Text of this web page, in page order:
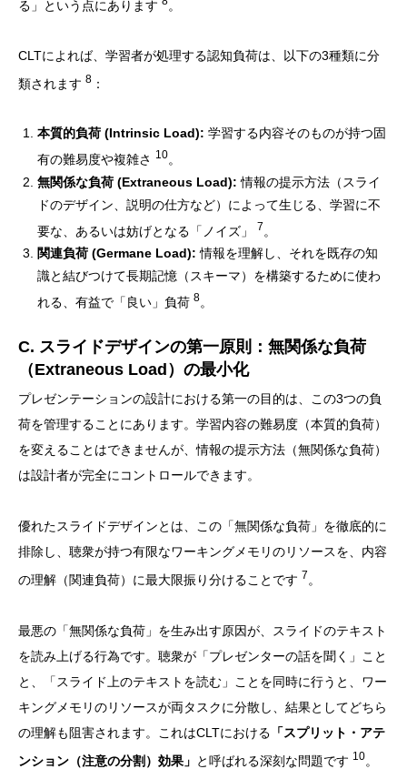
る」という点にあります
。
CLTによれば、学習者が処理する認知負荷は、以下の3種類に分
類されます 8 ：
本質的負荷 (Intrinsic Load): 学習する内容そのものが持つ固
有の難易度や複雑さ
10。
無関係な負荷 (Extraneous Load): 情報の提示方法（スライ
ドのデザイン、説明の仕方など）によって生じる、学習に不
要な、あるいは妨げとなる「ノイズ」
7 。
関連負荷 (Germane Load): 情報を理解し、それを既存の知
識と結びつけて長期記憶（スキーマ）を構築するために使わ
れる、有益で「良い」負荷 8。
C. スライドデザインの第一原則：無関係な負荷
（Extraneous Load）の最小化
プレゼンテーションの設計における第一の目的は、この3つの負
荷を管理することにあります。学習内容の難易度（本質的負荷）
を変えることはできませんが、情報の提示方法（無関係な負荷）
は設計者が完全にコントロールできます。
優れたスライドデザインとは、この「無関係な負荷」を徹底的に
排除し、聴衆が持つ有限なワーキングメモリのリソースを、内容
の理解（関連負荷）に最大限振り分けることです 7 。
最悪の「無関係な負荷」を生み出す原因が、スライドのテキスト
を読み上げる行為です。聴衆が「プレゼンターの話を聞く」こと
と、「スライド上のテキストを読む」ことを同時に行うと、ワー
キングメモリのリソースが両タスクに分散し、結果としてどちら
の理解も阻害されます。これはCLTにおける 「スプリット・アテ
ンション（注意の分割）効果」 と呼ばれる深刻な問題です 10。